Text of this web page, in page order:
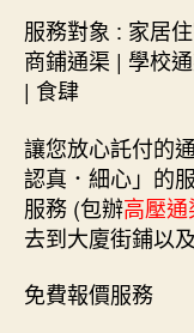
服務對象 : 家居
商鋪通渠 | 學校
| 食肆
讓您放心託付的
認真．細心」的
服務 (包辦高壓通
去到大廈街鋪以
免費報價服務